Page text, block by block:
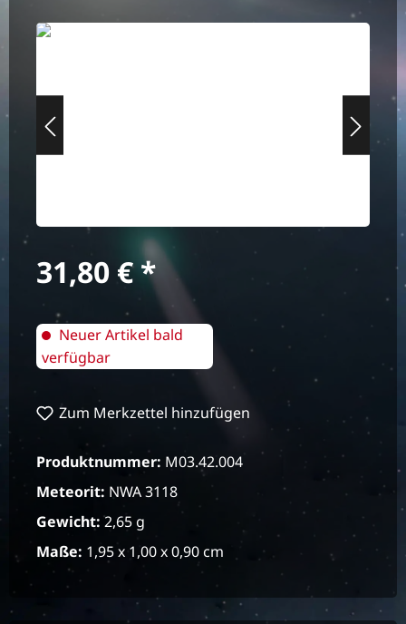
Bildergalerie überspringen
Regulärer Preis:
31,80 €
Neuer Artikel bald
verfügbar
Zum Merkzettel hinzufügen
Produktnummer: M03.42.004
Meteorit: NWA 3118
Gewicht:2,65 g
Maße: 1,95 x 1,00 x 0,90 cm